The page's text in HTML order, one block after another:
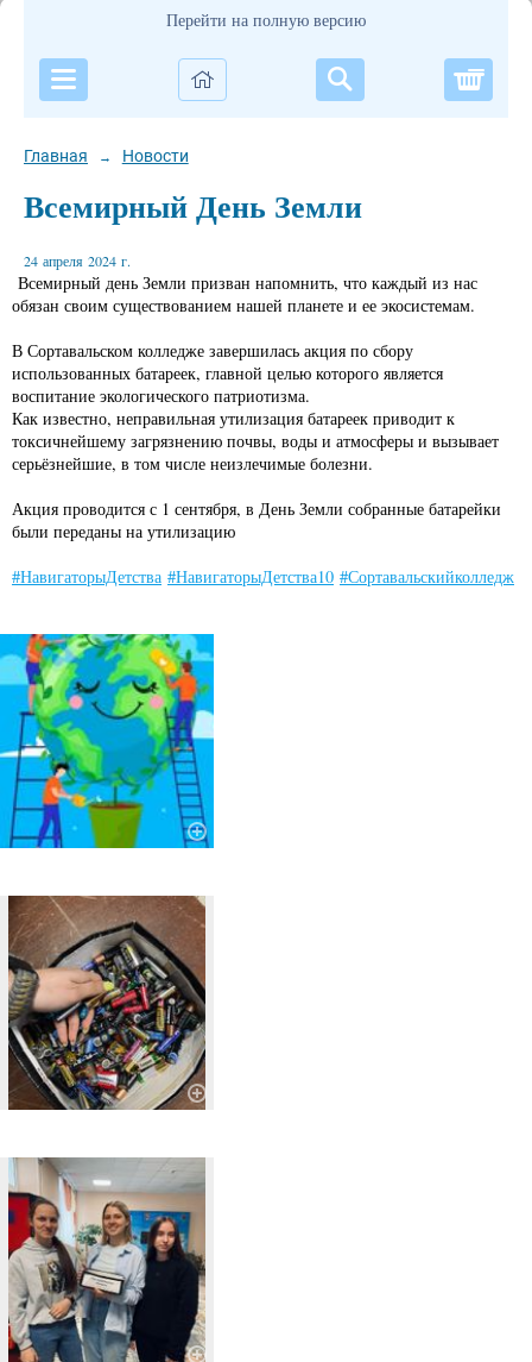
Перейти на полную версию
Главная → Новости
Всемирный День Земли
24 апреля 2024 г.
Всемирный день Земли призван напомнить, что каждый из нас
обязан своим существованием нашей планете и ее экосистемам.
В Сортавальском колледже завершилась акция по сбору
использованных батареек, главной целью которого является
воспитание экологического патриотизма.
Как известно, неправильная утилизация батареек приводит к
токсичнейшему загрязнению почвы, воды и атмосферы и вызывает
серьёзнейшие, в том числе неизлечимые болезни.
Акция проводится с 1 сентября, в День Земли собранные батарейки
были переданы на утилизацию
#НавигаторыДетства #НавигаторыДетства10 #Сортавальскийколледж